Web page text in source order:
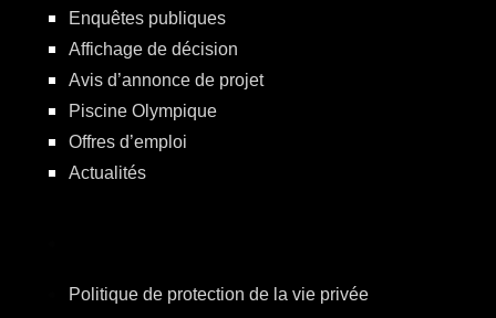
Enquêtes publiques
Affichage de décision
Avis d’annonce de projet
Piscine Olympique
Offres d’emploi
Actualités
Politique de protection de la vie privée